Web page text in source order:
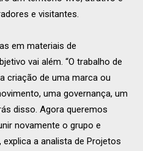
e visitantes.
em materiais de
vai além. “O trabalho de
criação de uma marca ou
uma governança, um
disso. Agora queremos
novamente o grupo e
a analista de Projetos